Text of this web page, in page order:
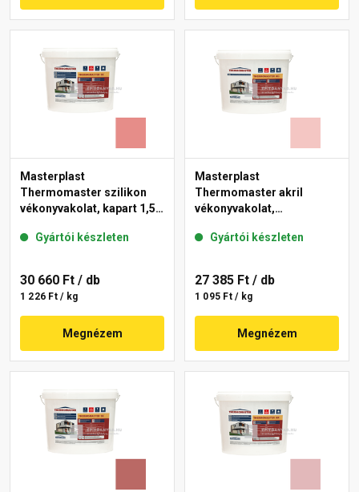
Masterplast
Thermomaster szilikon
vékonyvakolat, kapart 1,5
Gyártói készleten
30 660 Ft / db
1 226 Ft / kg
Megnézem
Masterplast
Thermomaster akril
vékonyvakolat,
21-F 25 kg
Gyártói készleten
27 385 Ft / db
1 095 Ft / kg
Megnézem